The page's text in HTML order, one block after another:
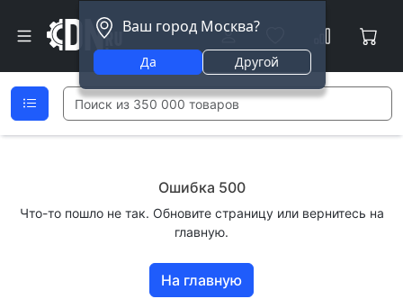
Ваш город Москва?
Да Другой
Ошибка 500
Что-то пошло не так. Обновите страницу или вернитесь на
главную.
На главную